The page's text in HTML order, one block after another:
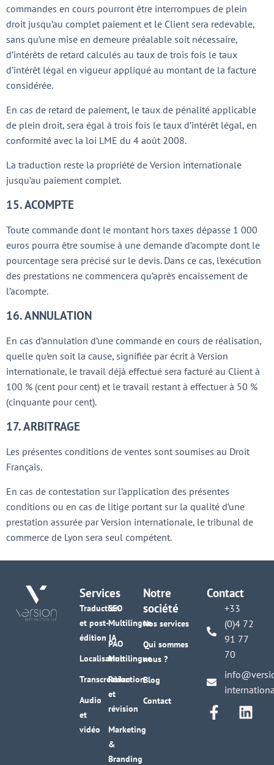
commandes en cours pourront être interrompues de plein
droit jusqu’au complet paiement et le Client sera redevable,
sans qu’une mise en demeure préalable soit nécessaire,
d’intérêts de retard calculés au taux de trois fois le taux
d’intérêt légal en vigueur appliqué au montant de la facture
considérée.
En cas de retard de paiement, le taux de pénalité applicable
de plein droit, sera égal à trois fois le taux d’intérêt légal, en
conformité avec la loi LME du 4 août 2008.
La traduction reste la propriété de Version internationale
jusqu’au paiement complet.
15. ACOMPTE
Toute commande dont le montant hors taxes dépasse 1 000
euros pourra être soumise à une demande d’acompte dont le
pourcentage sera précisé sur le devis. Dans ce cas, l’exécution
des prestations ne commencera qu’après encaissement de
l’acompte.
16. ANNULATION
En cas d’annulation d’une commande en cours de réalisation,
quelle qu’en soit la cause, signifiée par écrit à Version
internationale, le travail déjà effectué sera facturé au Client à
100 % (cent pour cent) et le travail restant à effectuer à 50 %
(cinquante pour cent).
17. ARBITRAGE
Les présentes conditions de ventes sont soumises au Droit
Français.
En cas de contestation sur l’application des présentes
conditions ou en cas de litige portant sur la qualité d’une
prestation assurée par Version internationale, le tribunal de
commerce de Lyon sera seul compétent.
Services
Traduction
et post-
édition IA
Localisation
Transcréation
Audio
et
vidéo
SEO
Multilingue
PAO
Multilingue
Rédaction
et
révision
Marketing
&
Branding
Notre
société
Nos services
Qui sommes
nous ?
Blog
Contact
Contact
+33
(0)4 72
91 77
70